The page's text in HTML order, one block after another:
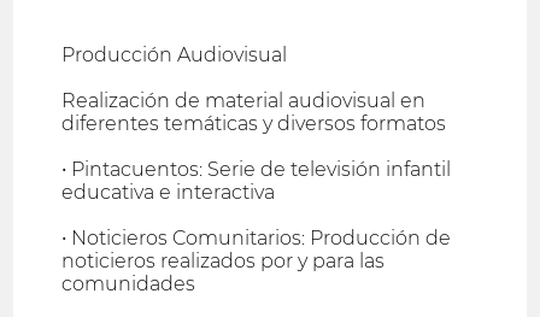
Producción Audiovisual
Realización de material audiovisual en
diferentes temáticas y diversos formatos
• Pintacuentos: Serie de televisión infantil
educativa e interactiva
• Noticieros Comunitarios: Producción de
noticieros realizados por y para las
comunidades